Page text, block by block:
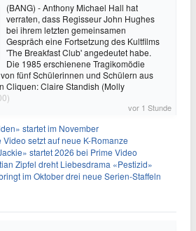
(BANG) - Anthony Michael Hall hat
verraten, dass Regisseur John Hughes
bei ihrem letzten gemeinsamen
Gespräch eine Fortsetzung des Kultfilms
'The Breakfast Club' angedeutet habe.
Die 1985 erschienene Tragikomödie
fünf Schülerinnen und Schülern aus
Cliquen: Claire Standish (Molly
vor 1 Stunde
startet im November
Video setzt auf neue K-Romanze
startet 2026 bei Prime Video
Zipfel dreht Liebesdrama «Pestizid»
im Oktober drei neue Serien-Staffeln